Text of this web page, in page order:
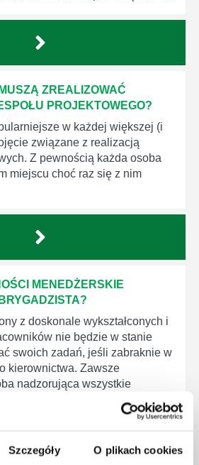
Szczegóły O plikach cookies
ZREALIZOWAĆ
PROJEKTOWEGO?
w każdej większej (i
związane z realizacją
Z pewnością każda osoba
miejscu choć raz się z nim
MENEDŻERSKIE
z doskonale wykształconych i
nie będzie w stanie
swoich zadań, jeśli zabraknie w
kierownictwa. Zawsze
nadzorująca wszystkie
przez pracowników.